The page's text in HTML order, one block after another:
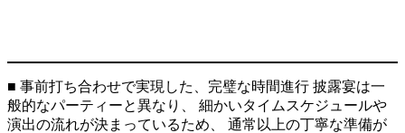
■ 事前打ち合わせで実現した、完璧な時間進行 披露宴は一
般的なパーティーと異なり、 細かいタイムスケジュールや
演出の流れが決まっているため、 通常以上の丁寧な準備が